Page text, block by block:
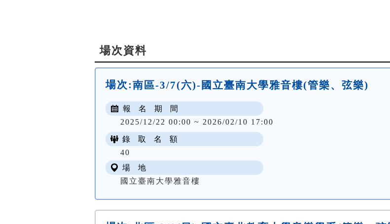
場次資料
場次:南區-3/7(六)-國立臺南大學雅音樓(管樂、弦樂)
報 名 期 間
2025/12/22 00:00 ~ 2026/02/10 17:00
錄 取 名 額
40
場 地
國立臺南大學雅音樓